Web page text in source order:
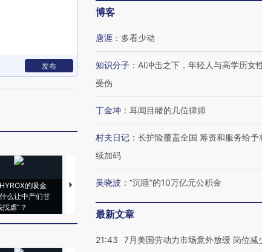
发布
的吸金
么让中产们甘
虐”？
马航飞行员跨国走私7万
视线｜被称为“蟑螂”的印
博客
唐涯 ： 多看少动
知识分子 ： AI冲击之下，年轻人与高学历女
受伤
丁金坤 ： 耳闻目睹的几位律师
村夫日记 ： 长护险覆盖全国 筹资和服务给予
续加码
吴晓波 ： “沉睡”的10万亿元公积金
最新文章
21:43
7月美国劳动力市场意外放缓 岗位减